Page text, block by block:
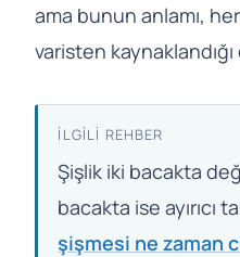
ama bunun anlamı,
varisten
İLGILI REHBER
Şişlik iki bacakta
bacakta ise ayırıcı
şişmesi ne zaman